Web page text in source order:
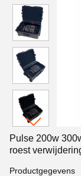
Pulse 200w
roest
Productgegevens